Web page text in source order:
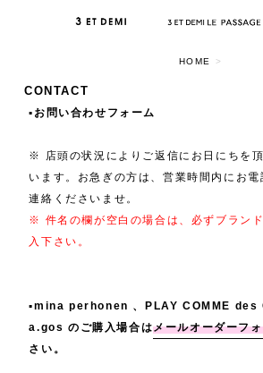
HOME >
CONTACT
▪️お問い合わせフォーム
※ 店頭の状況によりご返信にお日にちを
います。お急ぎの方は、営業時間内にお
連絡くださいませ。
※ 件名の欄が空白の場合は、必ずブラン
入下さい。
▪️mina perhonen 、PLAY COMME des
a.gos のご購入場合はメールオーダーフ
さい。